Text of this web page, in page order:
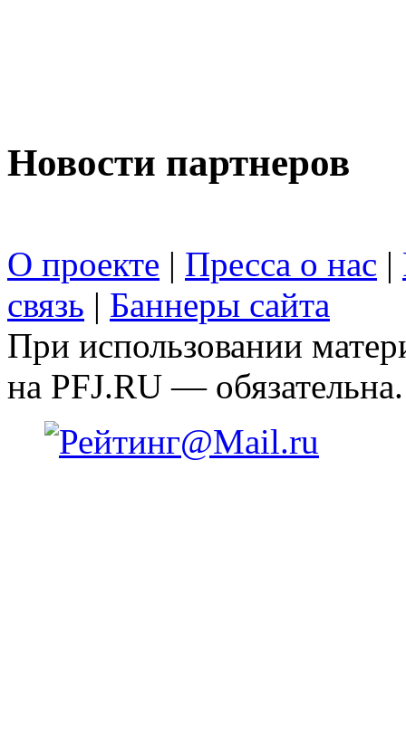
Новости партнеров
О проекте | Пресса о нас |
связь | Баннеры сайта
При использовании
на PFJ.RU — обязательна.